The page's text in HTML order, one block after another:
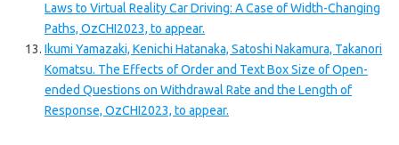
Laws to Virtual Reality Car Driving: A Case of Width-Changing
Paths, OzCHI2023, to appear.
Ikumi Yamazaki, Kenichi Hatanaka, Satoshi Nakamura, Takanori
Komatsu. The Effects of Order and Text Box Size of Open-
ended Questions on Withdrawal Rate and the Length of
Response, OzCHI2023, to appear.